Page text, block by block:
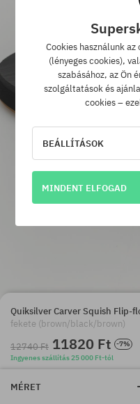
Quiksilver Carver Squish Flip-
fekete (brown/black/brown)
12740 Ft 11820 Ft
-7%
Ingyenes szállítás 25 000 Ft-tól
MÉRET
Cookies használunk
(lényeges cookies),
szabásához, az Ön
szolgáltatások és
cookies –
BEÁLLÍTÁSOK
MINDENT ELFOGAD